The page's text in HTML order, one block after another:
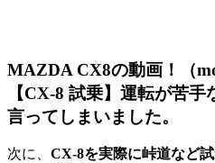
MAZDA CX8の動画！（
【CX-8 試乗】運転が苦
言ってしまいました。
次に、 CX-8を実際に峠道など